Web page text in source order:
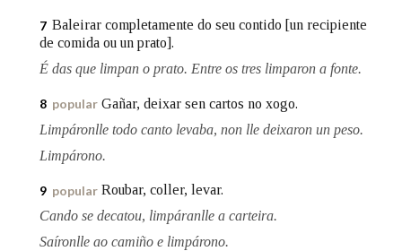
7 Baleirar completamente do seu contido [un recipiente
de comida ou un prato].
É das que limpan o prato. Entre os tres limparon a fonte.
8 popular Gañar, deixar sen cartos no xogo.
Limpáronlle todo canto levaba, non lle deixaron un peso.
Limpárono.
9 popular Roubar, coller, levar.
Cando se decatou, limpáranlle a carteira.
Saíronlle ao camiño e limpárono.